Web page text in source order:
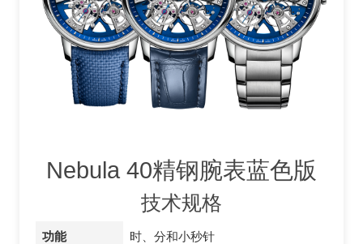
Nebula 40精钢腕表蓝色版
技术规格
功能 时、分和小秒针